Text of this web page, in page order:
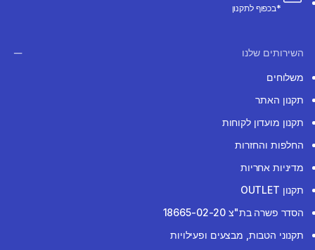
*בכפוף לתקנון
השירותים שלנו
משלוחים
תקנון האתר
תקנון מועדון לקוחות
החלפות והחזרות
מדיניות אחריות
תקנון OUTLET
הסדר פשרה בת"צ 18665-02-20
תקנוני הטבות, מבצעים ופעילויות